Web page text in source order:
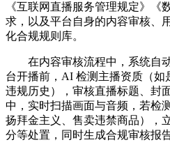
《互联网直播服务管理规定》《
求，以及平台自身的内容审核、
化合规规则库。
在内容审核流程中，系统自
台开播前，AI 检测主播资质（如
违规历史），审核直播标题、封
中，实时扫描画面与音频，若检
扬拜金主义、售卖违禁商品），
分等处置，同时生成合规审核报